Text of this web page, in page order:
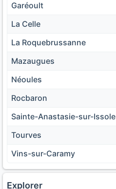
Garéoult
La Celle
La Roquebrussanne
Mazaugues
Néoules
Rocbaron
Sainte-Anastasie-sur-Issole
Tourves
Vins-sur-Caramy
Explorer